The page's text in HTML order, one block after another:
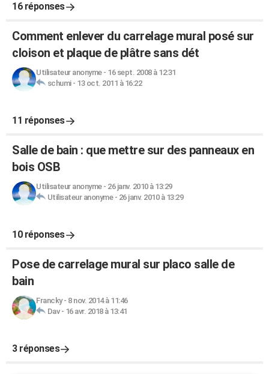
16 réponses
Comment enlever du carrelage mural posé sur
cloison et plaque de plâtre sans dét
Utilisateur anonyme- 16 sept. 2008 à 12:31
schumi- 13 oct. 2011 à 16:22
11 réponses
Salle de bain : que mettre sur des panneaux en
bois OSB
Utilisateur anonyme- 26 janv. 2010 à 13:29
Utilisateur anonyme- 26 janv. 2010 à 13:29
10 réponses
Pose de carrelage mural sur placo salle de
bain
Francky- 8 nov. 2014 à 11:46
Dav- 16 avr. 2018 à 13:41
3 réponses